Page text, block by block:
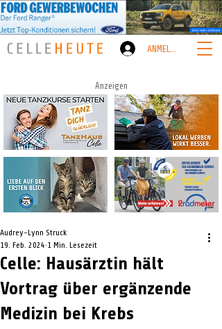
ANMELDEN
Anzeigen
Celle: Hausärztin hält
Vortrag über ergänzende
Medizin bei Krebs
Audrey-Lynn Struck
19. Feb. 2024 1 Min. Lesezeit